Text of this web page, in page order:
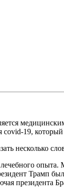
19,
несколько
Трамп
президента